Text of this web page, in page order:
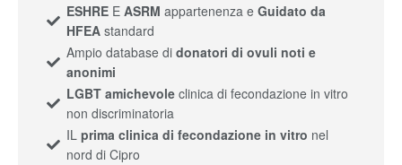
ESHREE ASRM appartenenza e Guidato da
HFEAstandard
Ampio database di donatori di ovuli noti e
anonimi
LGBT amichevoleclinica di fecondazione in vitro
non discriminatoria
IL prima clinica di fecondazione in vitro nel
nord di Cipro